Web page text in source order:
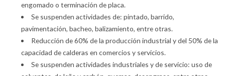
engomado o terminación de placa.
Se suspenden actividades de: pintado, barrido,
pavimentación, bacheo, balizamiento, entre otras.
Reducción de 60% de la producción industrial y del 50% de la
capacidad de calderas en comercios y servicios.
Se suspenden actividades industriales y de servicio: uso de